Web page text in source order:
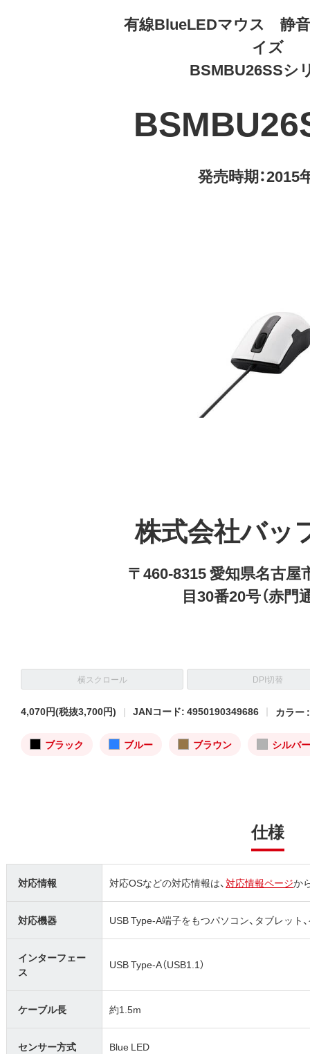
有線BlueLEDマウス 静
イズ
BSMBU26SSシ
発売時期：2015
株式会社バッ
〒460-8315 愛知県名古屋
目30番20号（赤門
横スクロール DPI切替
4,070円(税抜3,700円) JANコード: 4950190349686 カラー :
ブラック ブルー ブラウン シルバ
仕様
対応情報 対応OSなどの対応情報は、対応情報ページか
対応機器 USB Type-A端子をもつパソコン、タブレット
インターフェー
ス
USB Type-A（USB1.1）
ケーブル長 約1.5m
センサー方式 Blue LED